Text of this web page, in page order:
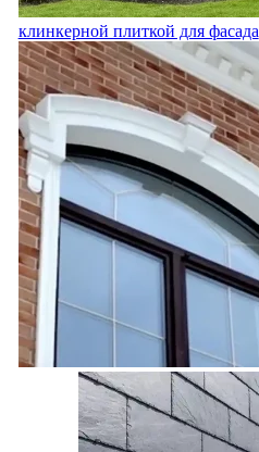
клинкерной плиткой для фасада